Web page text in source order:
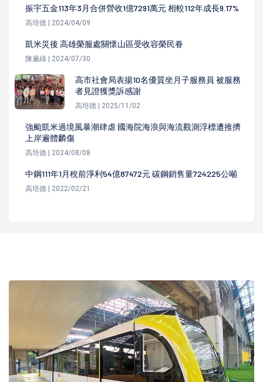
振宇五金113年3月合併營收1億7291萬元 相較112年成長9.17%
高培德 | 2024/04/09
凱米災後 高雄榮服處關懷山區受收容榮民眷
陳遍綠 | 2024/07/30
高市社會局表揚10名優質坐月子服務員 被服務
者見證獲獎訴感謝
高培德 | 2025/11/02
強颱凱米過境風暴潮肆虐 國海院海浪與海流觀測浮標遭推擠
上岸遍體麟傷
高培德 | 2024/08/08
中鋼111年1月稅前淨利54億87472元 碳鋼銷售量724225公噸
高培德 | 2022/02/21